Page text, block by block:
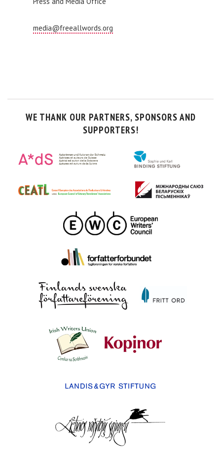
media@freeallwords.org
WE THANK OUR PARTNERS, SPONSORS AND
SUPPORTERS!